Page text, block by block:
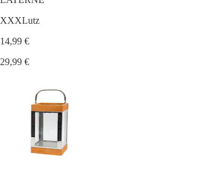
XXXLutz
14,99 €
29,99 €